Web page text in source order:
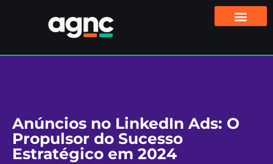
Anúncios no LinkedIn Ads: O
Propulsor do Sucesso
Estratégico em 2024